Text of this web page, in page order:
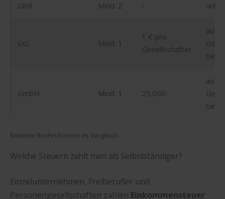
GbR Mind. 2 –
UG Mind. 1
1 € pro
Gesellschafter
auf
GmbH Mind. 1 25.000
auf
Beliebte Rechtsformen im Vergleich
Welche Steuern zahlt man als Selbstständiger?
Einzelunternehmen, Freiberufler und
Personengesellschaften zahlen Einkommensteuer